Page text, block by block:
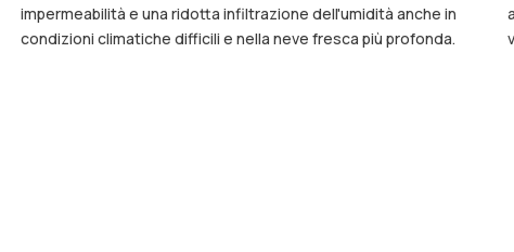
impermeabilità e una ridotta infiltrazione dell'umidità anche in
condizioni climatiche difficili e nella neve fresca più profonda.